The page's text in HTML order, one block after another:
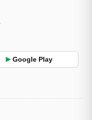
▶ Google Play